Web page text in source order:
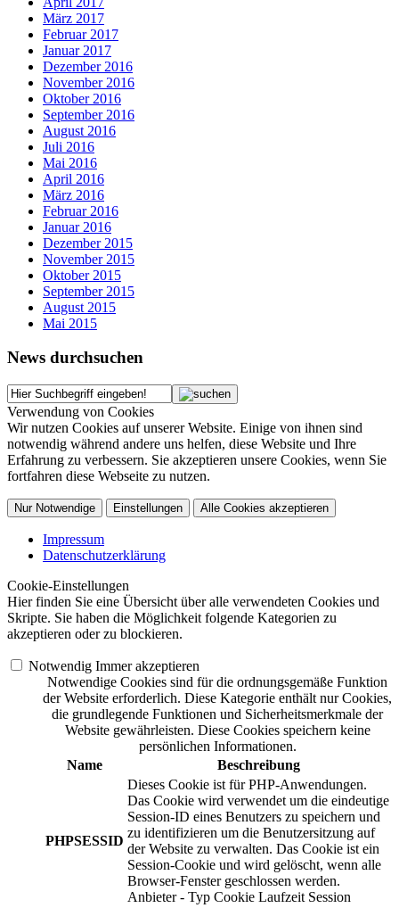
März 2017
Februar 2017
Januar 2017
Dezember 2016
November 2016
Oktober 2016
September 2016
August 2016
Juli 2016
Mai 2016
April 2016
März 2016
Februar 2016
Januar 2016
Dezember 2015
November 2015
Oktober 2015
September 2015
August 2015
Mai 2015
News durchsuchen
Verwendung von Cookies
Wir nutzen Cookies auf unserer Website. Einige von ihnen sind
notwendig während andere uns helfen, diese Website und Ihre
Erfahrung zu verbessern. Sie akzeptieren unsere Cookies, wenn Sie
fortfahren diese Webseite zu nutzen.
Nur Notwendige Einstellungen Alle Cookies akzeptieren
Impressum
Datenschutzerklärung
Cookie-Einstellungen
Hier finden Sie eine Übersicht über alle verwendeten Cookies und
Skripte. Sie haben die Möglichkeit folgende Kategorien zu
akzeptieren oder zu blockieren.
Notwendig Immer akzeptieren
Notwendige Cookies sind für die ordnungsgemäße Funktion
der Website erforderlich. Diese Kategorie enthält nur Cookies,
die grundlegende Funktionen und Sicherheitsmerkmale der
Website gewährleisten. Diese Cookies speichern keine
persönlichen Informationen.
Name
Beschreibung
PHPSESSID
Dieses Cookie ist für PHP-Anwendungen.
Das Cookie wird verwendet um die eindeutige
Session-ID eines Benutzers zu speichern und
zu identifizieren um die Benutzersitzung auf
der Website zu verwalten. Das Cookie ist ein
Session-Cookie und wird gelöscht, wenn alle
Browser-Fenster geschlossen werden.
Anbieter - Typ Cookie Laufzeit Session